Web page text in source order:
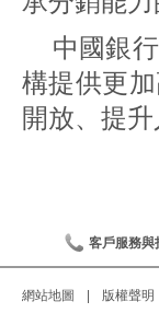
中國銀
構提供更
開放、提
客戶服務與
網站地圖 版權聲明